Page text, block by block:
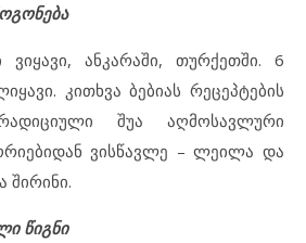
ვიყავი, ანკარაში, თურქეთში. 6
კითხვა ბებიას რეცეპტების
შუა აღმოსავლური
ვისწავლე – ლეილა და
შირინი.
წიგნი